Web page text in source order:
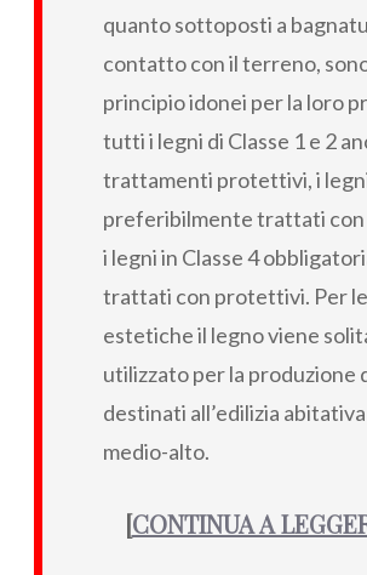
quanto sottoposti a
contatto con il terreno,
principio idonei per la loro
tutti i legni di Classe 1 e 2
trattamenti protettivi, i legni
preferibilmente trattati
i legni in Classe 4
trattati con protettivi. Per
estetiche il legno viene
utilizzato per la produzione
destinati all’edilizia
medio-alto.
[CONTINUA A